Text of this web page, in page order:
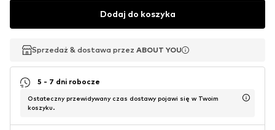
Dodaj do koszyka
Sprzedaż & dostawa przez ABOUT YOU
Sprzedaż & dostawa przez ABOUT YOU
5 - 7 dni robocze
Ostateczny przewidywany czas dostawy pojawi się w Twoim
koszyku.